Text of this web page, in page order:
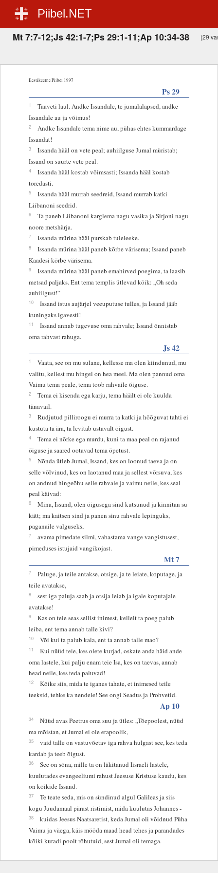
Piibel.NET
Mt 7:7-12;Js 42:1-7;Ps 29:1-11;Ap 10:34-38 (29
Eestikeelne Piibel 1997
Ps 29
1
Taaveti laul. Andke Issandale, te jumalalapsed, andke
Issandale au ja võimus!
2
Andke Issandale tema nime au, pühas ehtes kummardage
Issandat!
3
Issanda hääl on vete peal; auhiilguse Jumal müristab;
Issand on suurte vete peal.
4
Issanda hääl kostab võimsasti; Issanda hääl kostab
toredasti.
5
Issanda hääl murrab seedreid, Issand murrab katki
Liibanoni seedrid.
6
Ta paneb Liibanoni karglema nagu vasika ja Sirjoni nagu
noore metshärja.
7 Issanda mürina hääl purskab tuleleeke.
8
Issanda mürina hääl paneb kõrbe värisema; Issand paneb
Kaadesi kõrbe värisema.
9
Issanda mürina hääl paneb emahirved poegima, ta laasib
metsad paljaks. Ent tema templis ütlevad kõik: „Oh seda
auhiilgust!”
10
Issand istus aujärjel veeuputuse tulles, ja Issand jääb
kuningaks igavesti!
11
Issand annab tugevuse oma rahvale; Issand õnnistab
oma rahvast rahuga.
Js 42
1
Vaata, see on mu sulane, kellesse ma olen kiindunud, mu
valitu, kellest mu hingel on hea meel. Ma olen pannud oma
Vaimu tema peale, tema toob rahvaile õiguse.
2
Tema ei kisenda ega karju, tema häält ei ole kuulda
tänavail.
3
Rudjutud pilliroogu ei murra ta katki ja hõõguvat tahti ei
kustuta ta ära, ta levitab ustavalt õigust.
4
Tema ei nõrke ega murdu, kuni ta maa peal on rajanud
õiguse ja saared ootavad tema õpetust.
5
Nõnda ütleb Jumal, Issand, kes on loonud taeva ja on
selle võlvinud, kes on laotanud maa ja sellest võrsuva, kes
on andnud hingeõhu selle rahvale ja vaimu neile, kes seal
peal käivad:
6
Mina, Issand, olen õigusega sind kutsunud ja kinnitan su
kätt; ma kaitsen sind ja panen sinu rahvale lepinguks,
paganaile valguseks,
7
avama pimedate silmi, vabastama vange vangistusest,
pimeduses istujaid vangikojast.
Mt 7
7
Paluge, ja teile antakse, otsige, ja te leiate, koputage, ja
teile avatakse,
8
sest iga paluja saab ja otsija leiab ja igale koputajale
avatakse!
9
Kas on teie seas sellist inimest, kellelt ta poeg palub
leiba, ent tema annab talle kivi?
10 Või kui ta palub kala, ent ta annab talle mao?
11
Kui nüüd teie, kes olete kurjad, oskate anda häid ande
oma lastele, kui palju enam teie Isa, kes on taevas, annab
head neile, kes teda paluvad!
12
Kõike siis, mida te iganes tahate, et inimesed teile
teeksid, tehke ka nendele! See ongi Seadus ja Prohvetid.
Ap 10
34
Nüüd avas Peetrus oma suu ja ütles: „Tõepoolest, nüüd
ma mõistan, et Jumal ei ole erapoolik,
35
vaid talle on vastuvõetav iga rahva hulgast see, kes teda
kardab ja teeb õigust.
36
See on sõna, mille ta on läkitanud Iisraeli lastele,
kuulutades evangeeliumi rahust Jeesuse Kristuse kaudu, kes
on kõikide Issand.
37
Te teate seda, mis on sündinud algul Galileas ja siis
kogu Juudamaal pärast ristimist, mida kuulutas Johannes -
38
kuidas Jeesus Naatsaretist, keda Jumal oli võidnud Püha
Vaimu ja väega, käis mööda maad head tehes ja parandades
kõiki kuradi poolt rõhutuid, sest Jumal oli temaga.